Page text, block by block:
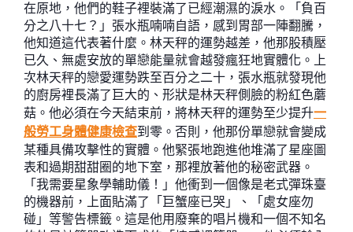
在原地，他們的鞋子裡裝滿了已經潮濕的淚水。「負百
分之八十七？」張水瓶喃喃自語，感到胃部一陣翻騰，
他知道這代表著什麼。林天秤的運勢越差，他那股積壓
已久、無處安放的單戀能量就會越發瘋狂地實體化。上
次林天秤的戀愛運勢跌至百分之二十，張水瓶就發現他
的廚房裡長滿了巨大的、形狀是林天秤側臉的粉紅色蘑
菇。他必須在今天結束前，將林天秤的運勢至少提升一
般勞工身體健康檢查到零。否則，他那份單戀就會變成
某種具備攻擊性的實體。他緊張地跑進他堆滿了星座圖
表和過期甜甜圈的地下室，那裡放著他的秘密武器。
「我需要星象學輔助儀！」他衝到一個像是老式彈珠臺
的機器前，上面貼滿了「巨蟹座已哭」、「處女座勿
碰」等警告標籤。這是他用廢棄的唱片機和一個不知名